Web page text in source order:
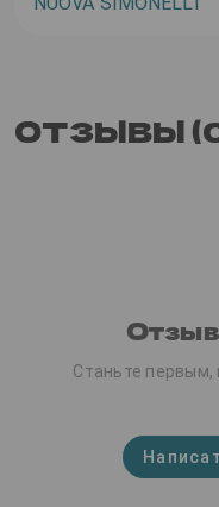
ОТЗЫВЫ
Станьте первым,